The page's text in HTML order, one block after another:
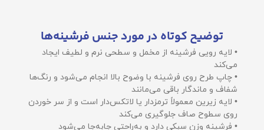
توضیح کوتاه در مورد جنس فرشینه‌ها
• لایه رویی فرشینه از مخمل و سطحی نرم و لطیف ایجاد
می‌کند
• چاپ طرح روی فرشینه با وضوح بالا انجام می‌شود و رنگ‌ها
شفاف و ماندگار باقی می‌مانند
• لایه زیرین معمولاً ترمزدار یا لاتکس‌دار است و از سر خوردن
روی سطوح صاف جلوگیری می‌کند
• فرشینه وزن سبکی دارد و به‌راحتی جابه‌جا می‌شود